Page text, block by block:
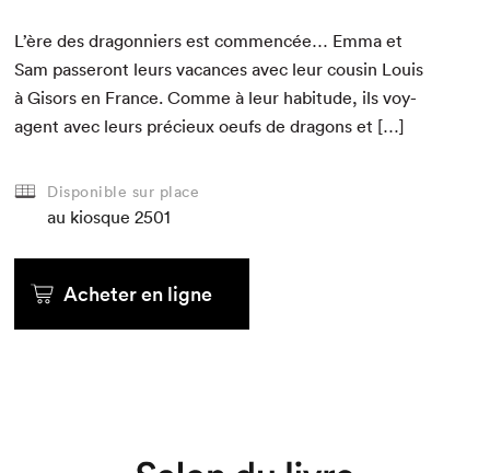
L’ère des drag­onniers est com­mencée… Emma et
Sam passeront leurs vacances avec leur cousin Louis
à Gisors en France. Comme à leur habi­tude, ils voy­
a­gent avec leurs pré­cieux oeufs de drag­ons et […]
Disponible sur place
au kiosque 2501
Acheter en ligne